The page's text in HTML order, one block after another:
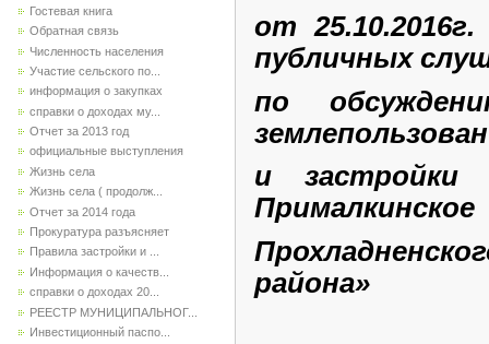
Гостевая книга
Обратная связь
Численность населения
Участие сельского по...
информация о закупках
справки о доходах му...
Отчет за 2013 год
официальные выступления
Жизнь села
Жизнь села ( продолж...
Отчет за 2014 года
Прокуратура разъясняет
Правила застройки и ...
Информация о качеств...
справки о доходах 20...
РЕЕСТР МУНИЦИПАЛЬНОГ...
Инвестиционный паспо...
от
публичных
по
и застройки
Прималкинское
района»